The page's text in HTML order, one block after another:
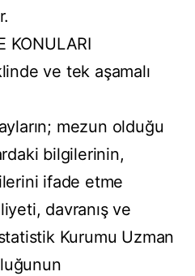
KONULARI
ve tek aşamalı
mezun olduğu
bilgilerinin,
ifade etme
davranış ve
Kurumu Uzman